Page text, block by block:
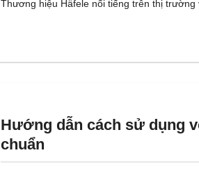
Thương hiệu Häfele nổi tiếng trên thị trường
Hướng dẫn cách sử dụng
chuẩn